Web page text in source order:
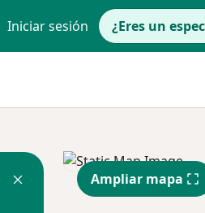
Iniciar sesión ¿Eres un
Ampliar mapa